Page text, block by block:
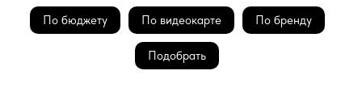
По бюджету По видеокарте По бренду
Подобрать